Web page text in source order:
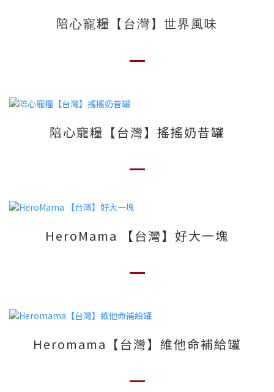
陪心寵糧【台灣】世界風味
陪心寵糧【台灣】搖搖奶昔罐
HeroMama 【台灣】好大一塊
Heromama【台灣】維他命補給罐